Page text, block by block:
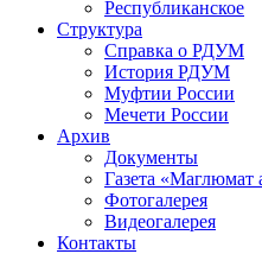
Республиканское
Структура
Справка о РДУМ
История РДУМ
Муфтии России
Мечети России
Архив
Документы
Газета «Маглюмат
Фотогалерея
Видеогалерея
Контакты